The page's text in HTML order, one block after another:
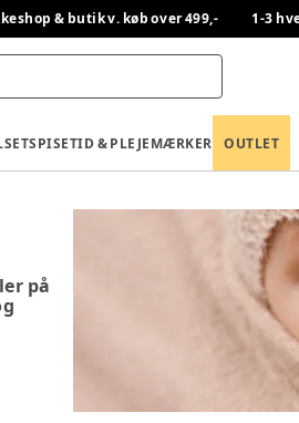
& butik v. køb over 499,- 1-3
SPISETID & PLEJEMÆRKER OUTLET
på